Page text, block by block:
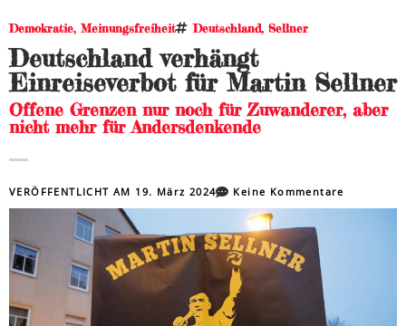
Demokratie, Meinungsfreiheit Deutschland, Sellner
Deutschland verhängt
Einreiseverbot für Martin Sellner
Offene Grenzen nur noch für Zuwanderer, aber
nicht mehr für Andersdenkende
VERÖFFENTLICHT AM 19. März 2024 Keine Kommentare